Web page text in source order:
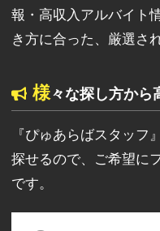
報・高収入アルバイト
き方に合った、厳選さ
様々な探し方から
『ぴゅあらばスタッフ
探せるので、ご希望に
です。